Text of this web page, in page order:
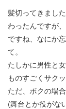
髪切ってきまし
わったんですが
ですね、なにか
て。
たしかに男性と
ものすごくサク
ただ、ボクの場
(舞台とか役がな